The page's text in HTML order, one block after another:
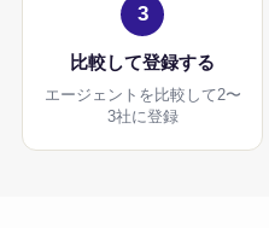
3
比較して登録する
エージェントを比較して2〜
3社に登録